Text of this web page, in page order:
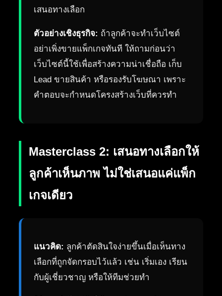
เสนอทางเลือก
ตัวอย่างเชิงธุรกิจ: ถ้าลูกค้าจะทำเว็บไซต์
อย่าเพิ่งขายแพ็กเกจทันที ให้ถามก่อนว่า
เว็บไซต์นี้ใช้เพื่อสร้างความน่าเชื่อถือ เก็บ
Lead ขายสินค้า หรือรองรับโฆษณา เพราะ
คำตอบจะกำหนดโครงสร้างเว็บที่ควรทำ
Masterclass 2: เสนอทางเลือกให้
ลูกค้าเห็นภาพ ไม่ใช่เสนอแค่แพ็ก
เกจเดียว
แนวคิด: ลูกค้าตัดสินใจง่ายขึ้นเมื่อเห็นทาง
เลือกที่ถูกจัดกรอบไว้แล้ว เช่น เริ่มเอง เรียน
กับผู้เชี่ยวชาญ หรือให้ทีมช่วยทำ